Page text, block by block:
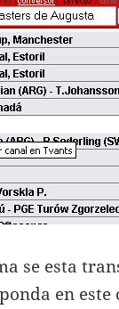
se esta
en